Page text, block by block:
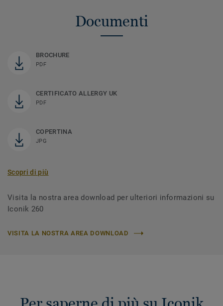
Documenti
BROCHURE
PDF
CERTIFICATO ALLERGY UK
PDF
COPERTINA
JPG
Scopri di più
Visita la nostra area download per ulteriori informazioni su
Iconik 260
VISITA LA NOSTRA AREA DOWNLOAD